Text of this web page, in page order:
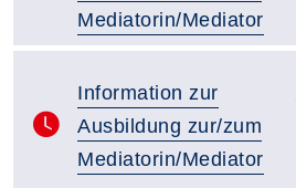
Mediatorin/Mediator
Information zur
Ausbildung zur/zum
Mediatorin/Mediator